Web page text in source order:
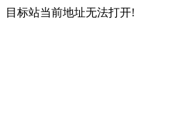
目标站当前地址无法打开!